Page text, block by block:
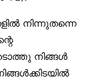
നിന്നുതന്നെ
നിങ്ങൾ